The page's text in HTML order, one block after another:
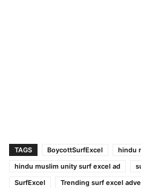
TAGS BoycottSurfExcel
hindu
hindu muslim unity surf excel ad
SurfExcel
Trending surf excel